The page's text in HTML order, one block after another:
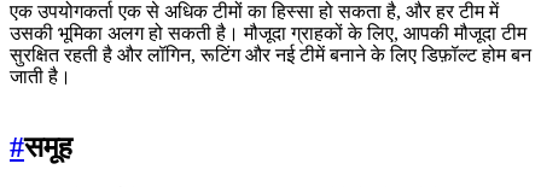
एक उपयोगकर्ता एक से अधिक टीमों का हिस्सा हो सकता है, और हर टीम में
उसकी भूमिका अलग हो सकती है। मौजूदा ग्राहकों के लिए, आपकी मौजूदा टीम
सुरक्षित रहती है और लॉगिन, रूटिंग और नई टीमें बनाने के लिए डिफ़ॉल्ट होम बन
जाती है।
#समूह